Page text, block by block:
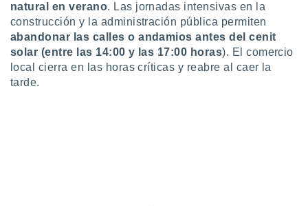
natural en verano. Las jornadas intensivas en la
construcción y la administración pública permiten
abandonar las calles o andamios antes del cenit
solar (entre las 14:00 y las 17:00 horas). El comercio
local cierra en las horas críticas y reabre al caer la
tarde.